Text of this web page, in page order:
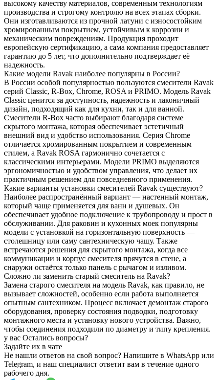
высокому качеству материалов, современным технологиям
производства и строгому контролю на всех этапах сборки.
Они изготавливаются из прочной латуни с износостойким
хромированным покрытием, устойчивым к коррозии и
механическим повреждениям. Продукция проходит
европейскую сертификацию, а сама компания предоставляет
гарантию до 5 лет, что дополнительно подтверждает её
надежность.
Какие модели Ravak наиболее популярны в России?
В России особой популярностью пользуются смесители Ravak
серий Classic, R-Box, Chrome, ROSA и PRIMO. Модель Ravak
Classic ценится за доступность, надежность и лаконичный
дизайн, подходящий как для кухни, так и для ванной.
Смесители R-Box часто выбирают благодаря системе
скрытого монтажа, которая обеспечивает эстетичный
внешний вид и удобство использования. Серия Chrome
отличается хромированным покрытием и современным
стилем, а Ravak ROSA гармонично сочетается с
классическими интерьерами. Модели PRIMO выделяются
эргономичностью и удобством управления, что делает их
практичным решением для повседневного применения.
Какие варианты установки смесителей Ravak существуют?
Наиболее распространённый вариант — настенный монтаж,
который чаще применяется для ванн и душевых. Он
обеспечивает удобное подключение к трубопроводу и прост в
обслуживании. Для раковин и кухонных моек популярны
модели с установкой на горизонтальную поверхность —
столешницу или саму сантехническую чашу. Также
встречаются решения для скрытого монтажа, когда все
коммуникации и корпус смесителя прячутся в стене, а
снаружи остаётся только панель с рычагом и изливом.
Сложно ли заменить старый смеситель на Ravak?
Замена старого смесителя на модель Ravak, как правило, не
вызывает сложностей, особенно если работа выполняется
опытным сантехником. Процесс включает демонтаж старого
оборудования, проверку состояния подводки, подготовку
монтажного места и установку нового устройства. Важно,
чтобы соединения подходили по диаметру и типу крепления.
у вас Остались вопросы?
Задайте их в чате
Не нашли ответов на свой вопрос? Напишите в WhatsApp или
Telegram, и наш специалист ответит вам в течение одного
рабочего дня.